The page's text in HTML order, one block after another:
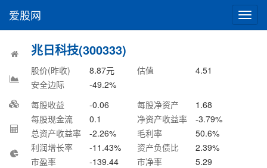
切
换
爱股网
兆日科技(300333)
股价(昨收) 8.87元 估值
4.51
安全边际
-49.2%
每股收益
-0.06 每股净资产
1.68
每股现金流
0.1 净资产收益率 -3.79%
总资产收益率
-2.26% 毛利率 50.6%
利润增长率
-11.43% 资产负债比 2.39%
市盈率
-139.44 市净率
5.29